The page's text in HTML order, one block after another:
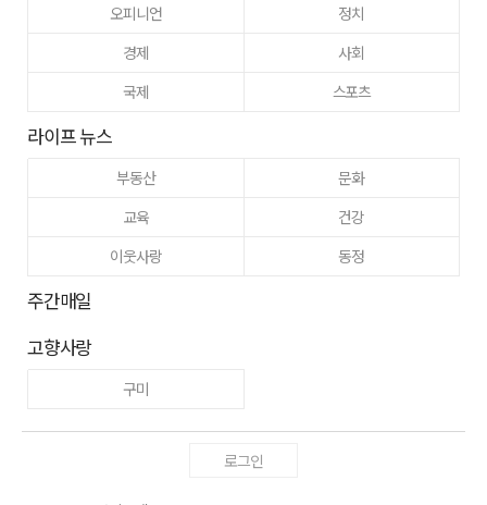
오피니언
정치
경제
사회
국제
스포츠
라이프 뉴스
부동산
문화
교육
건강
이웃사랑
동정
주간매일
고향사랑
구미
로그인